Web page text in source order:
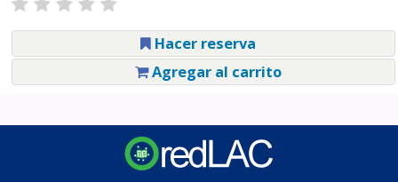
Hacer reserva
Agregar al carrito